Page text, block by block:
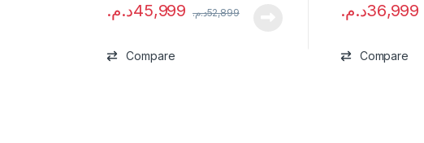
45,999د.م. 52,899د.م.
Compare
36,999د.م.
Compare